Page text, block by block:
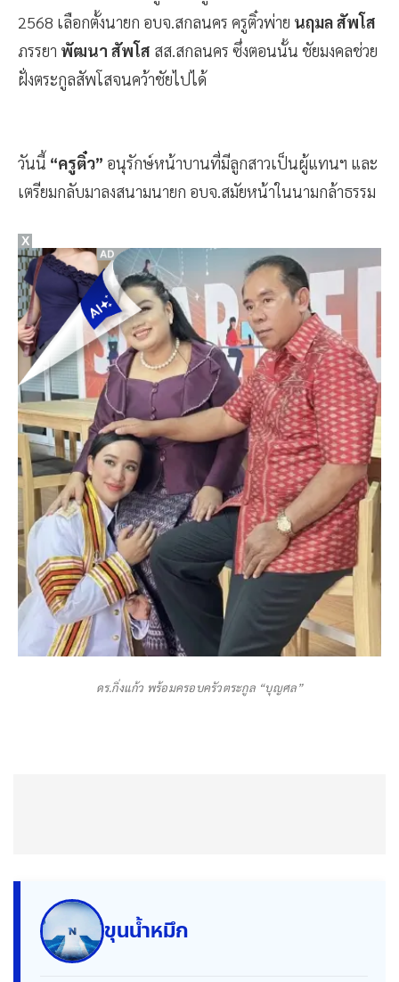
2568 เลือกตั้งนายก อบจ.สกลนคร ครูติ๋วพ่าย นฤมล สัพโส
ภรรยา พัฒนา สัพโส สส.สกลนคร ซึ่งตอนนั้น ชัยมงคลช่วย
ฝั่งตระกูลสัพโสจนคว้าชัยไปได้
วันนี้ “ครูติ๋ว” อนุรักษ์หน้าบานที่มีลูกสาวเป็นผู้แทนฯ และ
เตรียมกลับมาลงสนามนายก อบจ.สมัยหน้าในนามกล้าธรรม
ดร.กิ่งแก้ว พร้อมครอบครัวตระกูล “บุญศล”
ขุนน้ำหมึก
X